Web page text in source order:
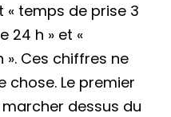
« temps de prise 3
24 h » et «
Ces chiffres ne
Le premier
dessus du